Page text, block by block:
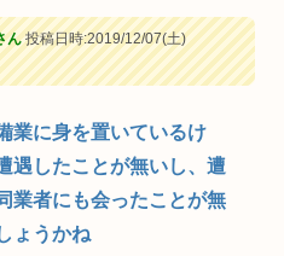
ん投稿日時:2019/12/07(土)
業に身を置いているけ
遇したことが無いし、遭
業者にも会ったことが無
ょうかね